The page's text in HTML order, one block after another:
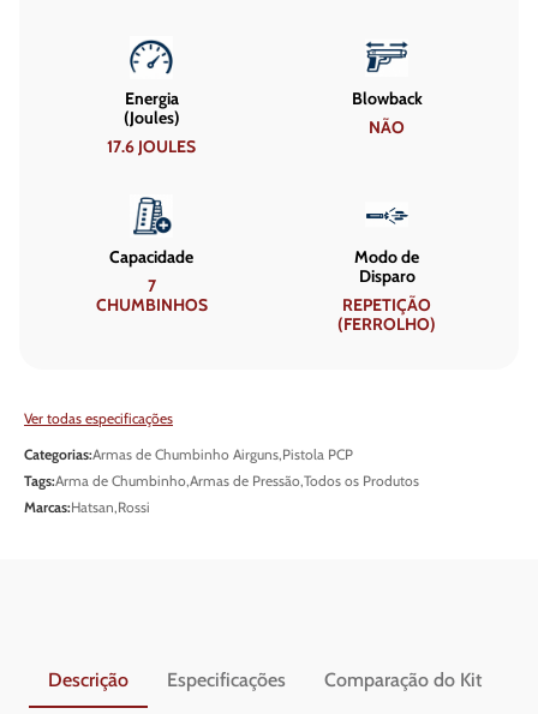
Energia
(Joules)
17.6 JOULES
Blowback
NÃO
Capacidade
7
CHUMBINHOS
Modo de
Disparo
REPETIÇÃO
(FERROLHO)
Ver todas especificações
Categorias:Armas de Chumbinho Airguns,Pistola PCP
Tags:Arma de Chumbinho,Armas de Pressão,Todos os Produtos
Marcas:Hatsan,Rossi
Descrição Especificações Comparação do Kit